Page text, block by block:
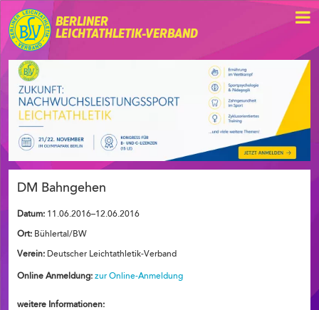
BERLINER
LEICHTATHLETIK-VERBAND
DM Bahngehen
Datum: 11.06.2016–12.06.2016
Ort: Bühlertal/BW
Verein: Deutscher Leichtathletik-Verband
Online Anmeldung: zur Online-Anmeldung
weitere Informationen: